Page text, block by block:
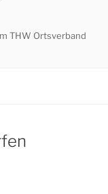
THW Ortsverband